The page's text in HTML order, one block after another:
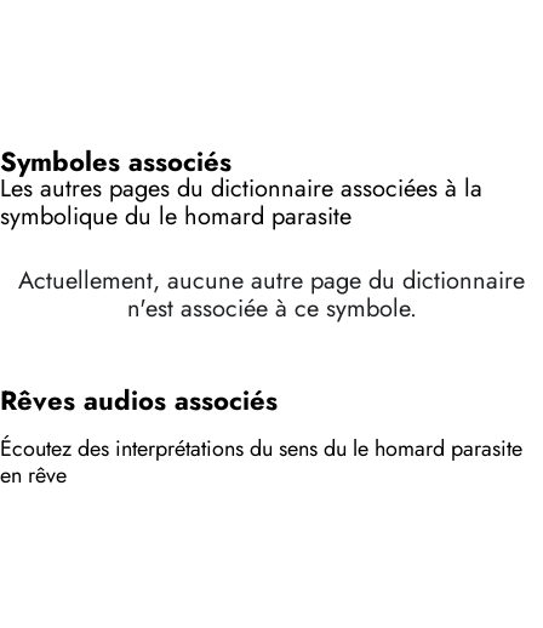
Symboles associés
Les autres pages du dictionnaire associées à la
symbolique du le homard parasite
Actuellement, aucune autre page du dictionnaire
n'est associée à ce symbole.
Rêves audios associés
Écoutez des interprétations du sens du le homard parasite
en rêve